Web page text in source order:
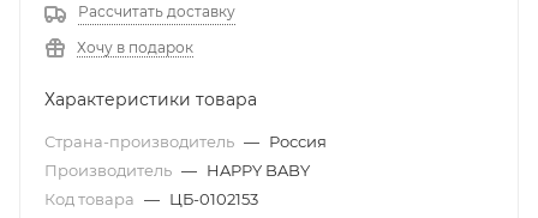
Рассчитать доставку
Хочу в подарок
Характеристики товара
Страна-производитель — Россия
Производитель — HAPPY BABY
Код товара — ЦБ-0102153